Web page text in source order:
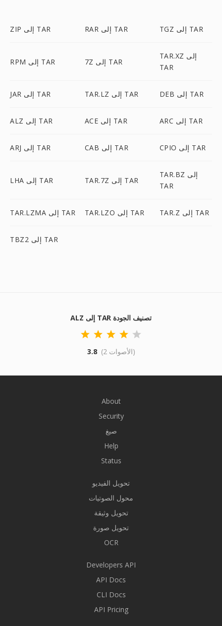
ZIP إلى TAR RAR إلى TAR TGZ إلى TAR
RPM إلى TAR 7Z إلى TAR
TAR.XZ إلى
TAR
JAR إلى TAR TAR.LZ إلى TAR DEB إلى TAR
ALZ إلى TAR ACE إلى TAR ARC إلى TAR
ARJ إلى TAR CAB إلى TAR CPIO إلى TAR
LHA إلى TAR TAR.7Z إلى TAR
TAR.BZ إلى
TAR
TAR.LZMA إلى TAR TAR.LZO إلى TAR TAR.Z إلى TAR
TBZ2 إلى TAR
ALZ إلى TAR تصنيف الجودة
3.8 (2 الأصوات)
About
Security
صيغ
Help
Status
تحويل الفيديو
محول الصوتيات
تحويل وثيقة
تحويل صورة
OCR
Developers API
API Docs
CLI Docs
API Pricing